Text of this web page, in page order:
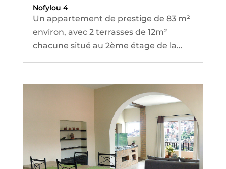
Nofylou 4
Un appartement de prestige de 83 m²
environ, avec 2 terrasses de 12m²
chacune situé au 2ème étage de la
botanique de Faravohitra et vous offre
une vue panoramique sur la ville
d’Antananarivo, tout en étant en
centre ville.
Il a été réalisé en Octobre 2024.